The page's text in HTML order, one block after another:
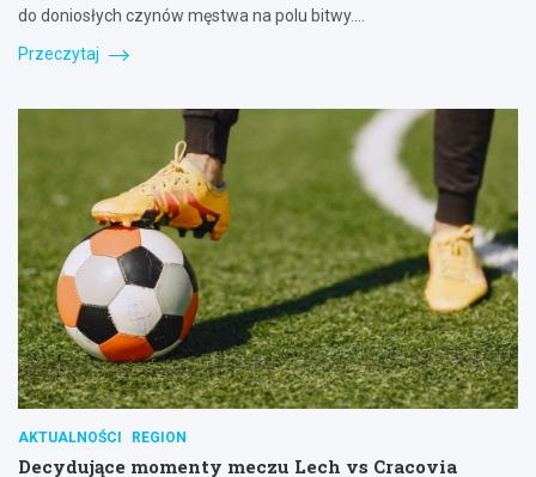
do doniosłych czynów męstwa na polu bitwy.…
Przeczytaj
AKTUALNOŚCI REGION
Decydujące momenty meczu Lech vs Cracovia